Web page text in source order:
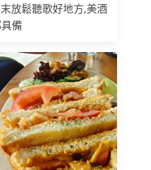
放鬆聽歌好地方,美酒
備